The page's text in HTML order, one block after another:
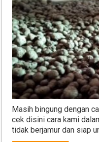
Masih bingung dengan
cek disini cara kami
tidak berjamur dan siap